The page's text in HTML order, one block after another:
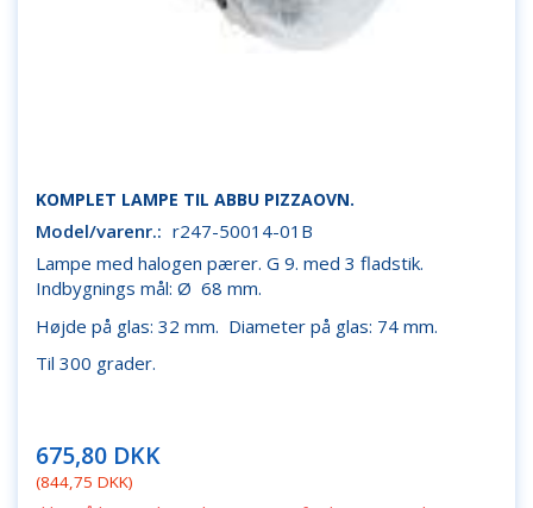
KOMPLET LAMPE TIL ABBU PIZZAOVN.
Model/varenr.: r247-50014-01B
Lampe med halogen pærer. G 9. med 3 fladstik.
Indbygnings mål: Ø 68 mm.
Højde på glas: 32 mm. Diameter på glas: 74 mm.
Til 300 grader.
675,80 DKK
(844,75 DKK)